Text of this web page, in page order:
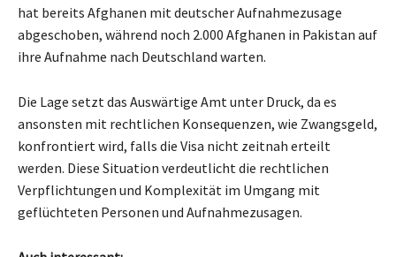
hat bereits Afghanen mit deutscher Aufnahmezusage
abgeschoben, während noch 2.000 Afghanen in Pakistan auf
ihre Aufnahme nach Deutschland warten.
Die Lage setzt das Auswärtige Amt unter Druck, da es
ansonsten mit rechtlichen Konsequenzen, wie Zwangsgeld,
konfrontiert wird, falls die Visa nicht zeitnah erteilt
werden. Diese Situation verdeutlicht die rechtlichen
Verpflichtungen und Komplexität im Umgang mit
geflüchteten Personen und Aufnahmezusagen.